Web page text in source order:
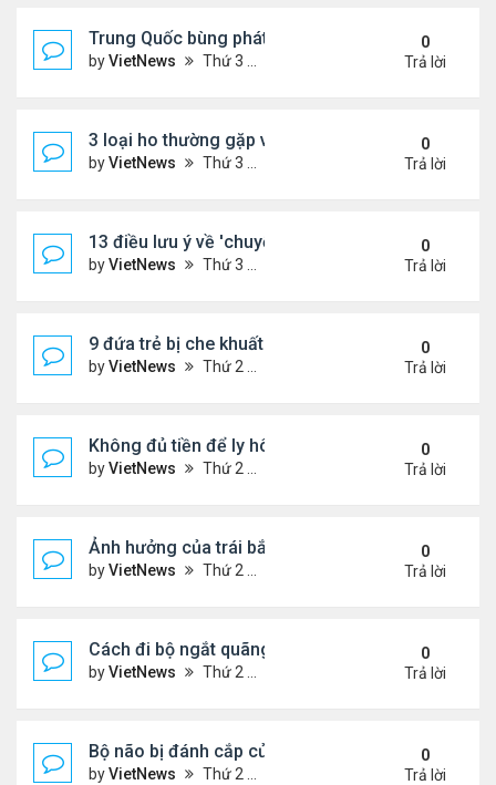
Trung Quốc bùng phát loại virus mới
byVietNews Thứ 3 Tháng 8 09, 2022 10:10 am
0
Trả lời
3 loại ho thường gặp và cách khắc phục
byVietNews Thứ 3 Tháng 8 09, 2022 9:58 am
0
Trả lời
13 điều lưu ý về 'chuyện ấy' để sớm có thai
byVietNews Thứ 3 Tháng 8 09, 2022 9:56 am
0
Trả lời
9 đứa trẻ bị che khuất khi ngồi trước đầu ôtô
byVietNews Thứ 2 Tháng 8 08, 2022 5:13 pm
0
Trả lời
Không đủ tiền để ly hôn
byVietNews Thứ 2 Tháng 8 08, 2022 1:44 pm
0
Trả lời
Ảnh hưởng của trái bắp đến hệ tiêu hóa
byVietNews Thứ 2 Tháng 8 08, 2022 1:36 pm
0
Trả lời
Cách đi bộ ngắt quãng giúp giảm cân
byVietNews Thứ 2 Tháng 8 08, 2022 1:34 pm
0
Trả lời
Bộ não bị đánh cắp của Einstein
byVietNews Thứ 2 Tháng 8 08, 2022 1:29 pm
0
Trả lời